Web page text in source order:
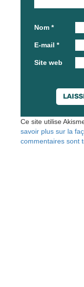
Nom *
E-mail *
Site web
Ce site utilise
savoir plus sur la
commentaires sont